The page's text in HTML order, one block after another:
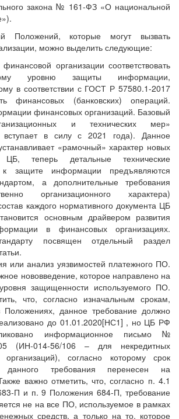
закона № 161-ФЗ «О национальной
Положений, которые могут вызвать
можно выделить следующие:
организации соответствовать
уровню защиты информации,
в соответствии с ГОСТ Р 57580.1-2017
финансовых (банковских) операций.
финансовых организаций. Базовый
и технических мер»
вступает в силу с 2021 года). Данное
«рамочный» характер новых
ЦБ, теперь детальные технические
к защите информации предъявляются
а дополнительные требования
организационного характера)
каждого нормативного документа ЦБ
основным драйвером развития
в финансовых организациях.
посвящен отдельный раздел
или анализ уязвимостей платежного ПО.
нововведение, которое направлено на
защищенности используемого ПО.
что, согласно изначальным срокам,
Положениях, данное требование должно
до 01.01.2020[НС1] , но ЦБ РФ
информационное письмо №
(ИН-014-56/106 – для некредитных
согласно которому срок
данного требования перенесен на
важно отметить, что, согласно п. 4.1
П и п. 9 Положения 684-П, требование
не на все ПО, используемое в рамках
средств, а только на то, которое